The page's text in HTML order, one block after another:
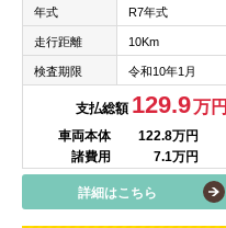
年式 R7年式
走行距離 10Km
検査期限 令和10年1月
支払総額 129.9万円
車両本体
122.8万円
諸費用
7.1万円
詳細はこちら